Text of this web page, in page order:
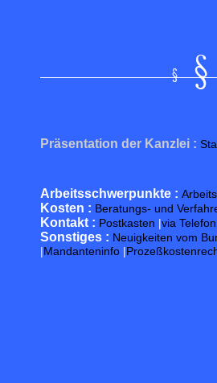
Präsentation der Kanzlei :
Arbeitsschwerpunkte :
Kosten : Beratungs- und
Kontakt : Postkasten |via Telefon
Sonstiges : Neuigkeiten vom
|Mandanteninfo |